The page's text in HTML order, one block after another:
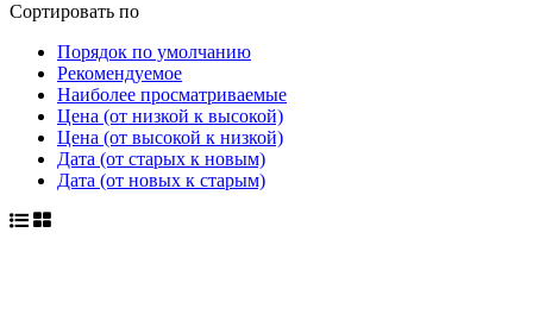
Сортировать по
Порядок по умолчанию
Рекомендуемое
Наиболее просматриваемые
Цена (от низкой к высокой)
Цена (от высокой к низкой)
Дата (от старых к новым)
Дата (от новых к старым)